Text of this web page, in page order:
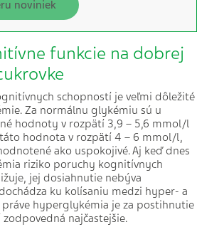
noviniek
funkcie na dobrej
schopností je veľmi dôležité
Za normálnu glykémiu sú u
hodnoty v rozpätí 3,9 – 5,6 mmol/l
hodnota v rozpätí 4 – 6 mmol/l,
ako uspokojivé. Aj keď dnes
riziko poruchy kognitívnych
jej dosiahnutie nebýva
ku kolísaniu medzi hyper- a
hyperglykémia je za postihnutie
najčastejšie.